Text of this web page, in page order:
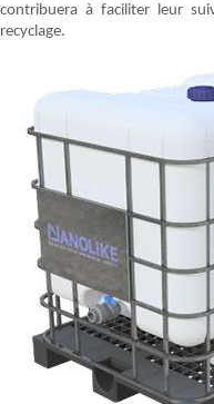
contribuera à faciliter leur
recyclage.